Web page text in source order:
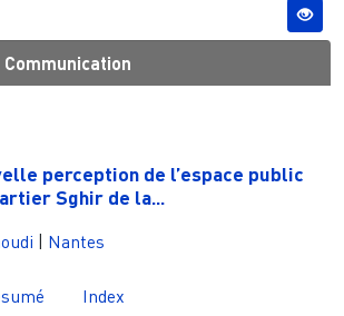
Communication
perception de l’espace public
Sghir de la...
Nantes
Index